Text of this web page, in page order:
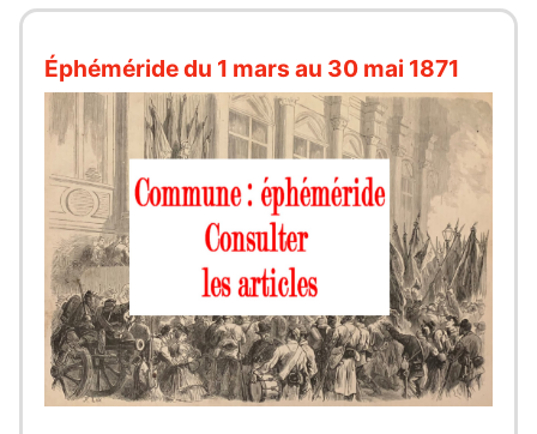
Éphéméride du 1 mars au 30 mai 1871